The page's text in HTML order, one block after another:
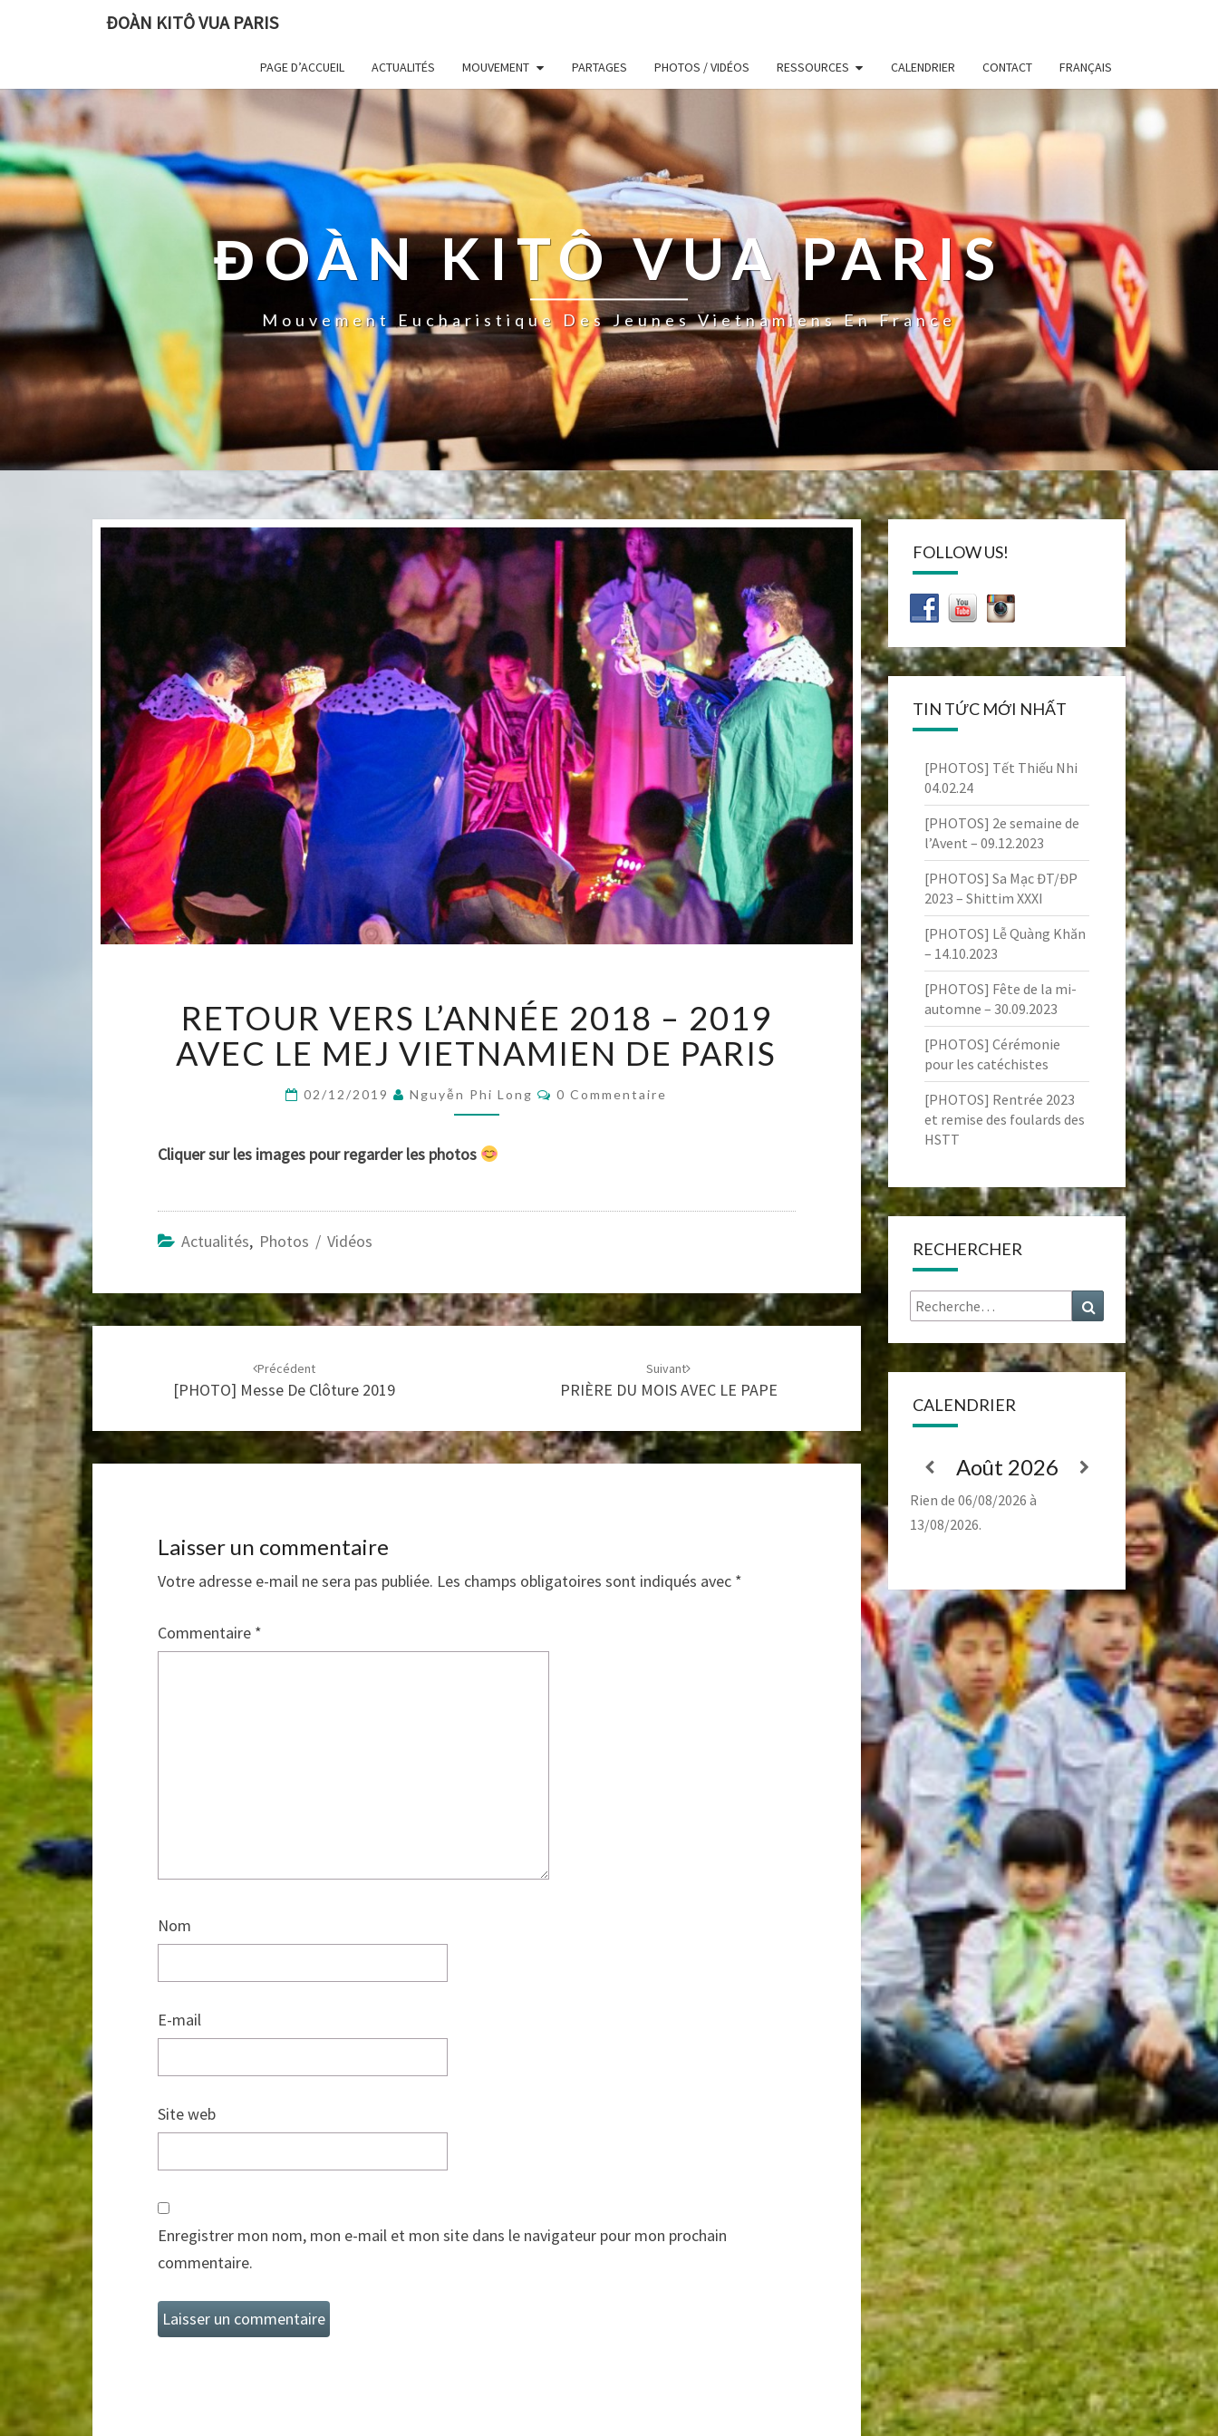
ĐOÀN KITÔ VUA PARIS
PAGE D’ACCUEIL ACTUALITÉS MOUVEMENT PARTAGES PHOTOS / VIDÉOS RESSOURCES CALENDRIER CONTACT FRANÇAIS
ĐOÀN KITÔ VUA PARIS
Mouvement Eucharistique Des Jeunes Vietnamiens En France
VERS
L’ANNÉE
2018
2019
LE
RETOUR VERS L’ANNÉE 2018 – 2019
AVEC LE MEJ VIETNAMIEN DE PARIS
02/12/2019 Nguyễn Phi Long Commentaires
0 Commentaire
Cliquer sur les images pour regarder les photos
Actualités, Photos / Vidéos
Navigation
d'article
Précédent
[PHOTO] Messe De Clôture 2019
Suivant
PRIÈRE DU MOIS AVEC LE PAPE
Laisser un commentaire
Votre adresse e-mail ne sera pas publiée. Les champs obligatoires sont indiqués avec *
Commentaire *
Nom
E-mail
Site web
Enregistrer mon nom, mon e-mail et mon site dans le navigateur pour mon prochain
commentaire.
FOLLOW US!
TIN TỨC MỚI NHẤT
[PHOTOS] Tết Thiếu Nhi
04.02.24
[PHOTOS] 2e semaine de
l’Avent – 09.12.2023
[PHOTOS] Sa Mạc ĐT/ĐP
2023 – Shittim XXXI
[PHOTOS] Lễ Quàng Khăn
– 14.10.2023
[PHOTOS] Fête de la mi-
automne – 30.09.2023
[PHOTOS] Cérémonie
pour les catéchistes
[PHOTOS] Rentrée 2023
et remise des foulards des
HSTT
RECHERCHER
Rechercher : Recherche
CALENDRIER
Août 2026
Rien de 06/08/2026 à
13/08/2026.